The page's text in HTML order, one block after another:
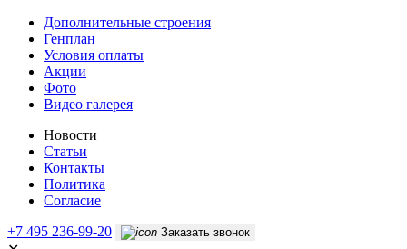
Дополнительные строения
Генплан
Условия оплаты
Акции
Фото
Видео галерея
Новости
Статьи
Контакты
Политика
Согласие
+7 495 236-99-20
Заказать звонок